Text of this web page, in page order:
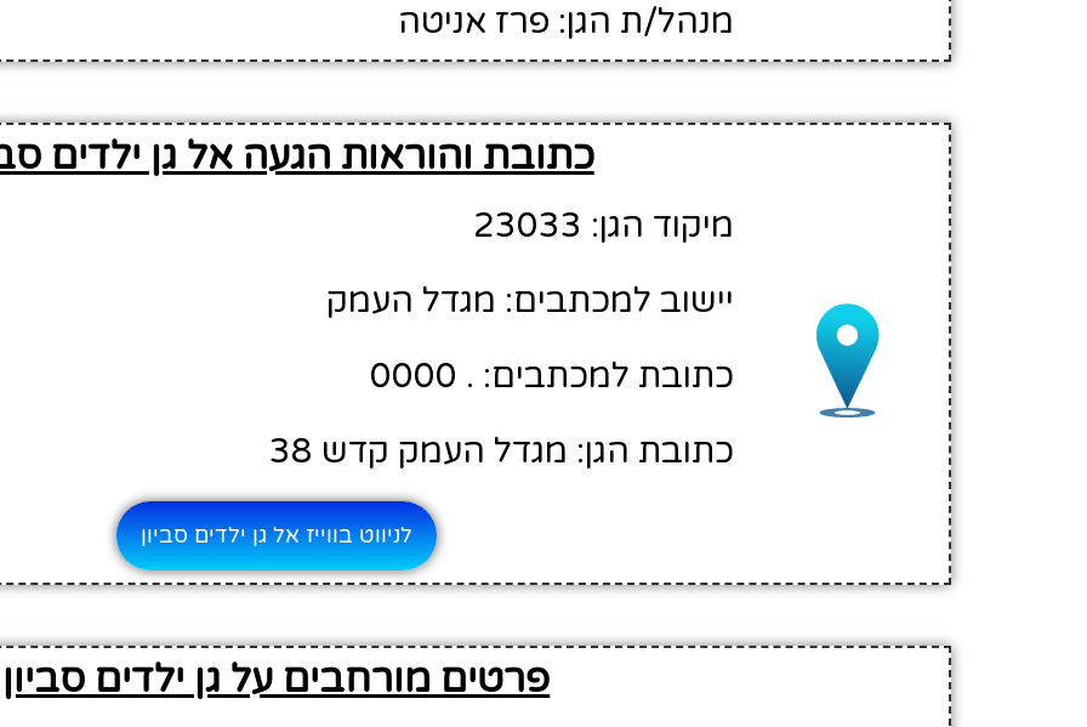
מנהל/ת הגן: פרז אניטה
כתובת והוראות הגעה אל גן ילדים
מיקוד הגן: 23033
יישוב למכתבים: מגדל העמק
כתובת למכתבים: . 0000
כתובת הגן: מגדל העמק קדש 38
לניווט בווייז אל גן ילדים סביון
פרטים מורחבים על גן ילדים סביון